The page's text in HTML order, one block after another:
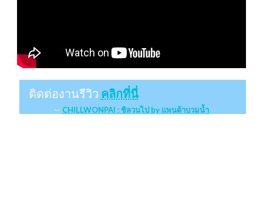
ติดต่องานรีวิว คลิกที่นี่
CHILLWONPAI : ชิลวนไป by แพนด้าบวมน้ำ